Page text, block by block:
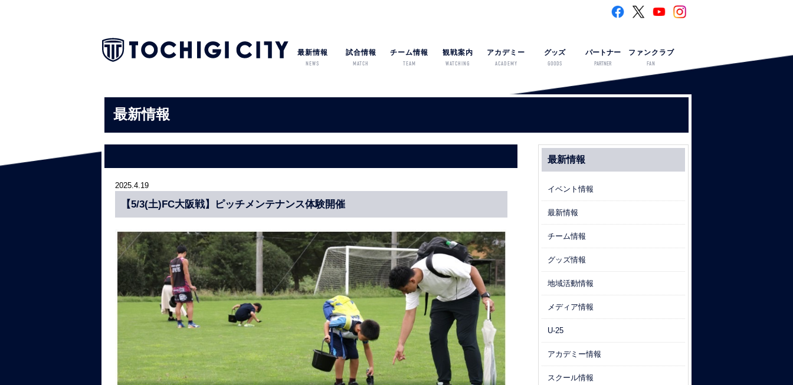
最新情報
NEWS
試合情報
MATCH
チーム情報
TEAM
観戦案内
WATCHING
アカデミー
ACADEMY
グッズ
GOODS
パートナー
PARTNER
ファンクラブ
FAN
最新情報
2025.4.19
【5/3(土)FC大阪戦】ピッチメンテナンス体験開催
最新情報
イベント情報
最新情報
チーム情報
グッズ情報
地域活動情報
メディア情報
U-25
アカデミー情報
スクール情報